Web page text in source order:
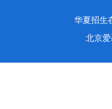
华夏招生
北京